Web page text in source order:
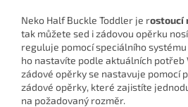
Neko Half Buckle Toddler je rostoucí
tak můžete sed i zádovou opěrku
reguluje pomocí speciálního
ho nastavíte podle aktuálních potřeb
zádové opěrky se nastavuje pomocí
zádové opěrky, které zajistíte
na požadovaný rozměr.